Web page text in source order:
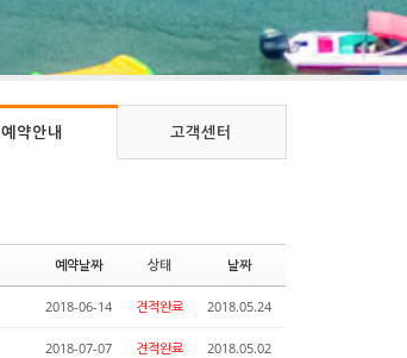
예약안내 고객센터
예약날짜 상태 날짜
2018-06-14 견적완료 2018.05.24
2018-07-07 견적완료 2018.05.02